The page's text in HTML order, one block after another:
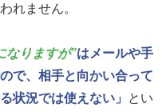
れません。
なりますが”はメールや手
で、相手と向かい合って
状況では使えない」
とい